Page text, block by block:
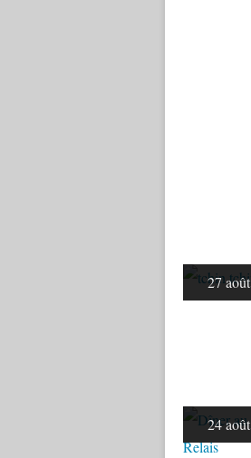
27 août
24 août